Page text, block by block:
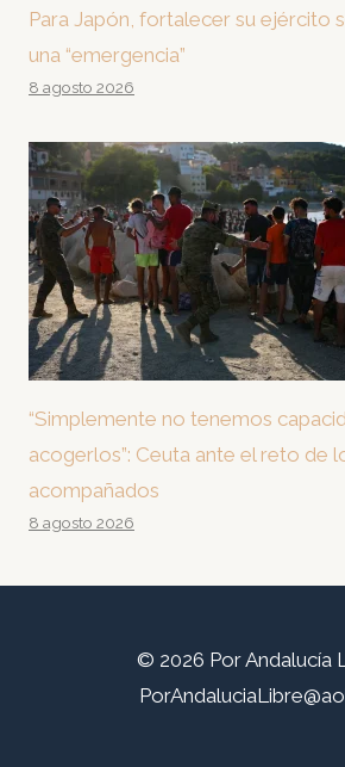
Para Japón, fortalecer su ejército
una “emergencia”
8 agosto 2026
“Simplemente no tenemos
acogerlos”: Ceuta ante el reto de
acompañados
8 agosto 2026
© 2026 Por Andalucía